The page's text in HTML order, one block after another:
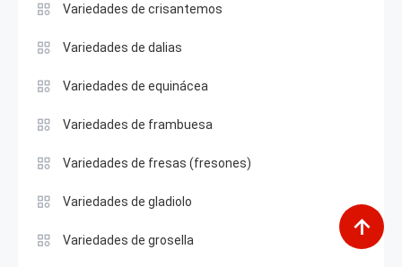
Variedades de crisantemos
Variedades de dalias
Variedades de equinácea
Variedades de frambuesa
Variedades de fresas (fresones)
Variedades de gladiolo
Variedades de grosella